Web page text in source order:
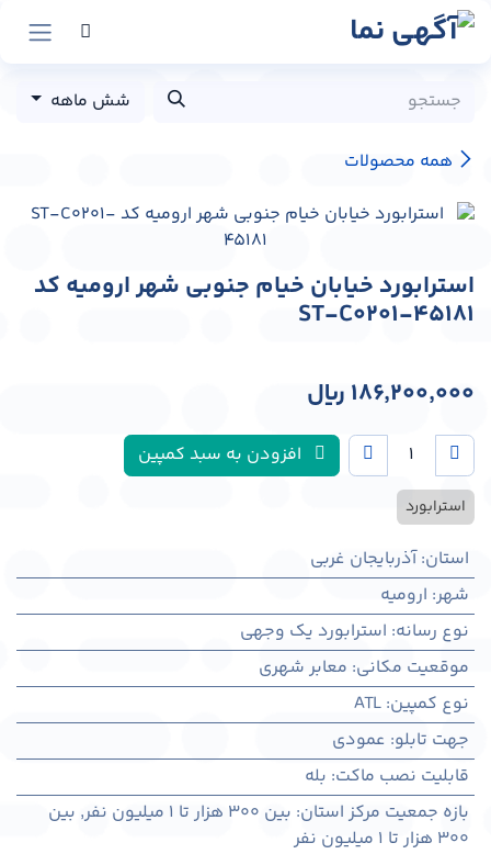
پرش به محتوا
همه محصولات
شش ماهه
استرابورد خیابان خیام جنوبی شهر ارومیه کد
ST-C0201-45181
186,200,000 ﷼
افزودن به سبد کمپین
استرابورد
استان:آذربایجان غربی
شهر: اروميه
نوع رسانه: استرابورد یک وجهی
موقعیت مکانی: معابر شهری
نوع کمپین:
ATL
جهت تابلو: عمودی
قابلیت نصب ماکت: بله
بازه جمعیت مرکز استان: بین ۳۰۰ هزار تا ۱ میلیون نفر , بین
۳۰۰ هزار تا ۱ میلیون نفر